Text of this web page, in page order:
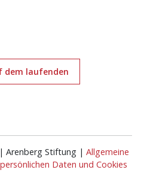
dem laufenden
Arenberg Stiftung | Allgemeine
Daten und Cookies